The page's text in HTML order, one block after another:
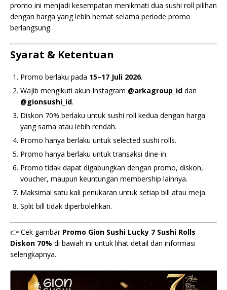
promo ini menjadi kesempatan menikmati dua sushi roll pilihan
dengan harga yang lebih hemat selama periode promo
berlangsung.
Syarat & Ketentuan
Promo berlaku pada 15–17 Juli 2026.
Wajib mengikuti akun Instagram @arkagroup_id dan
@gionsushi_id.
Diskon 70% berlaku untuk sushi roll kedua dengan harga
yang sama atau lebih rendah.
Promo hanya berlaku untuk selected sushi rolls.
Promo hanya berlaku untuk transaksi dine-in.
Promo tidak dapat digabungkan dengan promo, diskon,
voucher, maupun keuntungan membership lainnya.
Maksimal satu kali penukaran untuk setiap bill atau meja.
Split bill tidak diperbolehkan.
👉 Cek gambar Promo Gion Sushi Lucky 7 Sushi Rolls
Diskon 70% di bawah ini untuk lihat detail dan informasi
selengkapnya.